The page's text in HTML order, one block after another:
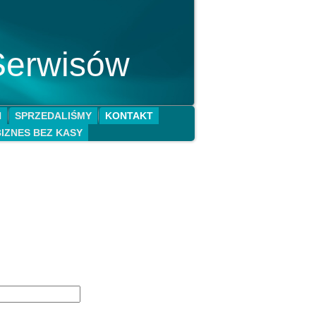
SPRZEDALIŚMY
KONTAKT
BEZ KASY